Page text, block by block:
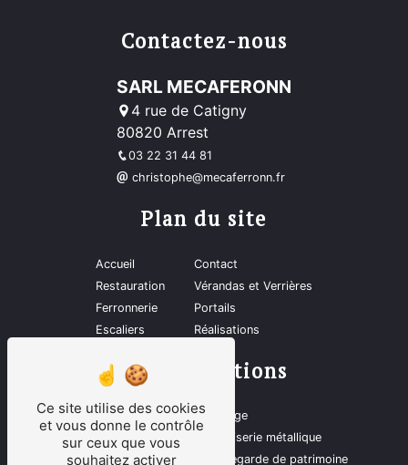
Contactez-nous
SARL MECAFERONN
4 rue de Catigny
80820 Arrest
03 22 31 44 81
christophe@mecaferronn.fr
Plan du site
Accueil
Restauration
Ferronnerie
Escaliers
Contact
Vérandas et Verrières
Portails
Réalisations
Nos prestations
Escalier
Ferronnerie d'art
Monuments historiques
Sablage
Menuiserie métallique
Sauvegarde de patrimoine
Ce site utilise des cookies
et vous donne le contrôle
sur ceux que vous
souhaitez activer